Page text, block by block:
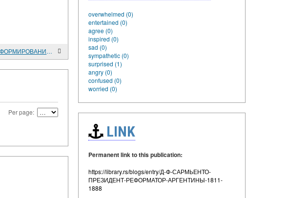
В. Л. Хейфец, Л. С. Хейфец. ФОРМИРОВАНИЕ И РАЗВИТИЕ ЛАТИНОАМЕРИКАНСКОГО ЛЕВОГО ДВИЖЕНИЯ В 1918-1929 гг.
Per page:
overwhelmed (0)
entertained (0)
agree (0)
inspired (0)
sad (0)
sympathetic (0)
surprised (1)
angry (0)
confused (0)
worried (0)
LINK
Permanent link to this publication:
https://library.rs/blogs/entry/Д-Ф-САРМЬЕНТО-
ПРЕЗИДЕНТ-РЕФОРМАТОР-АРГЕНТИНЫ-1811-
1888